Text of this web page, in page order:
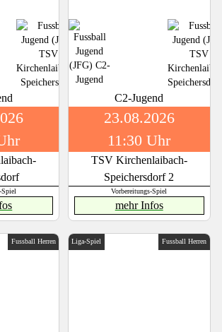
Spiel
C2-Jugend
23.08.2026
11:30 Uhr
TSV Kirchenlaibach-
Speichersdorf 2
Vorbereitungs-Spiel
mehr Infos
Fussball Herren Liga-Spiel Fussball Herren